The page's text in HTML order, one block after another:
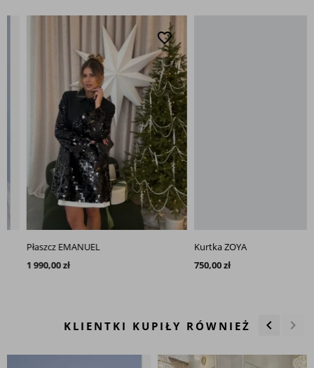
favorite_border
Płaszcz EMANUEL
1 990,00 zł
Kurtka ZOYA
750,00 zł
KLIENTKI KUPIŁY RÓWNIEŻ keyboard_arrow_left keyboard_arrow_right